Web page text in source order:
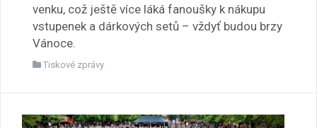
venku, což ještě více láká fanoušky k nákupu
vstupenek a dárkových setů – vždyť budou brzy
Vánoce.
Tiskové zprávy